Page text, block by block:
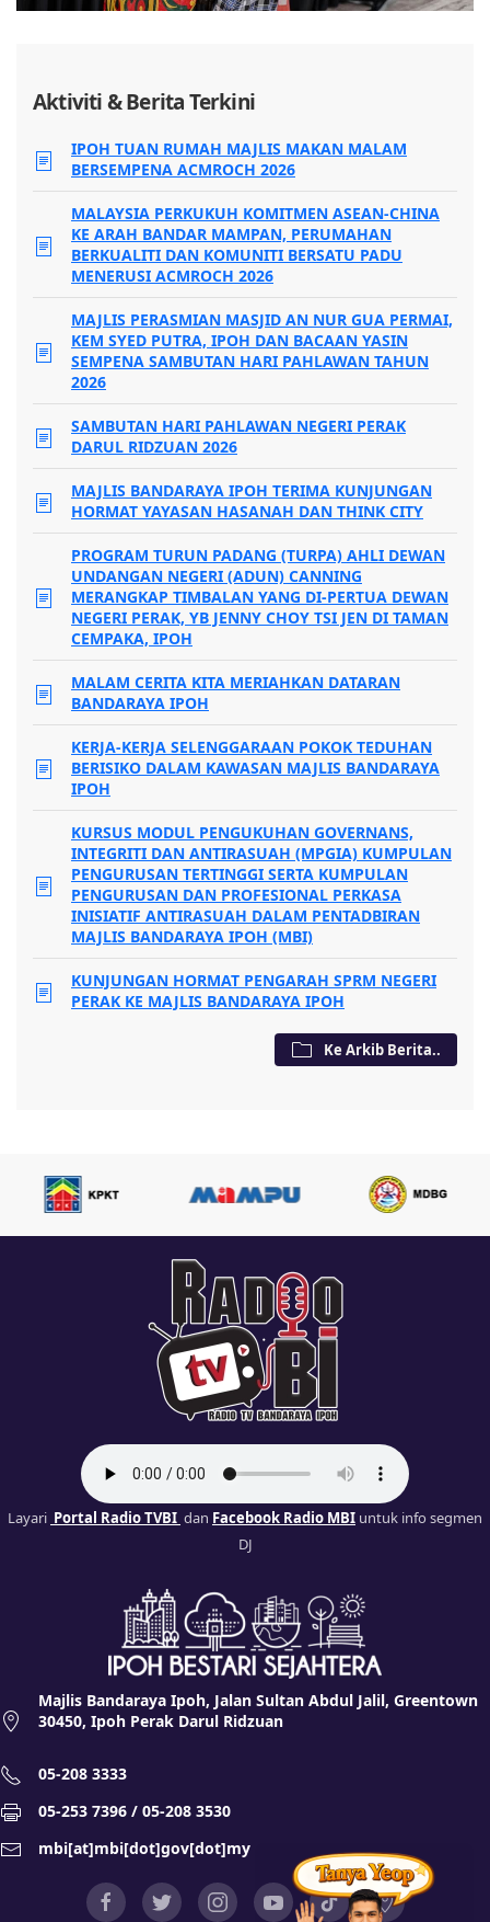
Aktiviti & Berita Terkini
IPOH TUAN RUMAH MAJLIS MAKAN MALAM
BERSEMPENA ACMROCH 2026
MALAYSIA PERKUKUH KOMITMEN ASEAN-CHINA
KE ARAH BANDAR MAMPAN, PERUMAHAN
BERKUALITI DAN KOMUNITI BERSATU PADU
MENERUSI ACMROCH 2026
MAJLIS PERASMIAN MASJID AN NUR GUA PERMAI,
KEM SYED PUTRA, IPOH DAN BACAAN YASIN
SEMPENA SAMBUTAN HARI PAHLAWAN TAHUN
2026
SAMBUTAN HARI PAHLAWAN NEGERI PERAK
DARUL RIDZUAN 2026
MAJLIS BANDARAYA IPOH TERIMA KUNJUNGAN
HORMAT YAYASAN HASANAH DAN THINK CITY
PROGRAM TURUN PADANG (TURPA) AHLI DEWAN
UNDANGAN NEGERI (ADUN) CANNING
MERANGKAP TIMBALAN YANG DI-PERTUA DEWAN
NEGERI PERAK, YB JENNY CHOY TSI JEN DI TAMAN
CEMPAKA, IPOH
MALAM CERITA KITA MERIAHKAN DATARAN
BANDARAYA IPOH
KERJA-KERJA SELENGGARAAN POKOK TEDUHAN
BERISIKO DALAM KAWASAN MAJLIS BANDARAYA
IPOH
KURSUS MODUL PENGUKUHAN GOVERNANS,
INTEGRITI DAN ANTIRASUAH (MPGIA) KUMPULAN
PENGURUSAN TERTINGGI SERTA KUMPULAN
PENGURUSAN DAN PROFESIONAL PERKASA
INISIATIF ANTIRASUAH DALAM PENTADBIRAN
MAJLIS BANDARAYA IPOH (MBI)
KUNJUNGAN HORMAT PENGARAH SPRM NEGERI
PERAK KE MAJLIS BANDARAYA IPOH
Ke Arkib Berita..
Layari Portal Radio TVBI dan Facebook Radio MBI untuk info segmen
DJ
Majlis Bandaraya Ipoh, Jalan Sultan Abdul Jalil, Greentown
30450, Ipoh Perak Darul Ridzuan
05-208 3333
05-253 7396 / 05-208 3530
mbi[at]mbi[dot]gov[dot]my